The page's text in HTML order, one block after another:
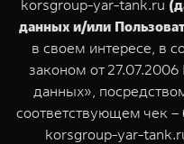
TANK 300
Следуй за открытиями
от 3 999 000 ₽
Тест-драйв
Зарядные станции
ПОКУПКА АВТОМОБИЛЯ
TANK Финансы
СЕРВИС
Калькулятор ТО
Нулевое ТО
Сервис
GWM ТЕХ ДЕНЬ
Новости
korsgroup-yar-tank.ru
данных и/или
в своем интересе, в
законом от
данных»,
соответствующем чек –
korsgroup-yar-